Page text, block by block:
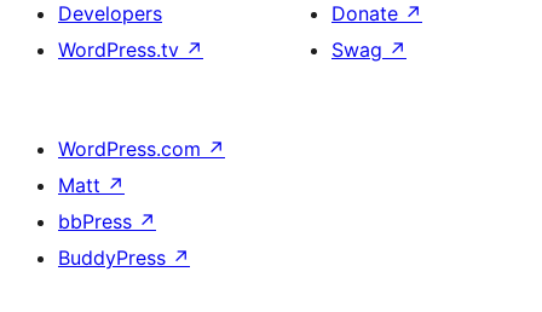
Developers
WordPress.tv ↗
Donate ↗
Swag ↗
WordPress.com ↗
Matt ↗
bbPress ↗
BuddyPress ↗